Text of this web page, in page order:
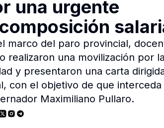
una urgente
marco del paro provincial,
realizaron una movilización por
y presentaron una carta
con el objetivo de que
Maximiliano Pullaro.